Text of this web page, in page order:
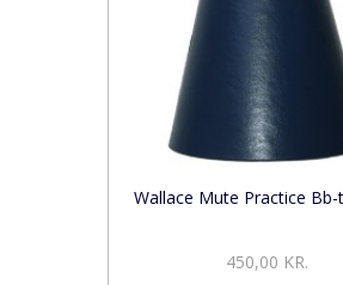
Wallace Mute Practice
450,00 KR.